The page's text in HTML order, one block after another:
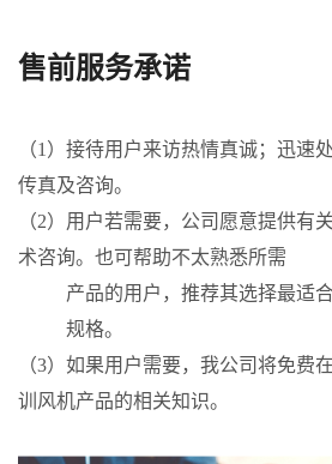
售前服务承诺
（1）接待用户来访热情真诚；迅速
传真及咨询。
（2）用户若需要，公司愿意提供有
术咨询。也可帮助不太熟悉所需
产品的用户，推荐其选择最适
规格。
（3）如果用户需要，我公司将免费
训风机产品的相关知识。